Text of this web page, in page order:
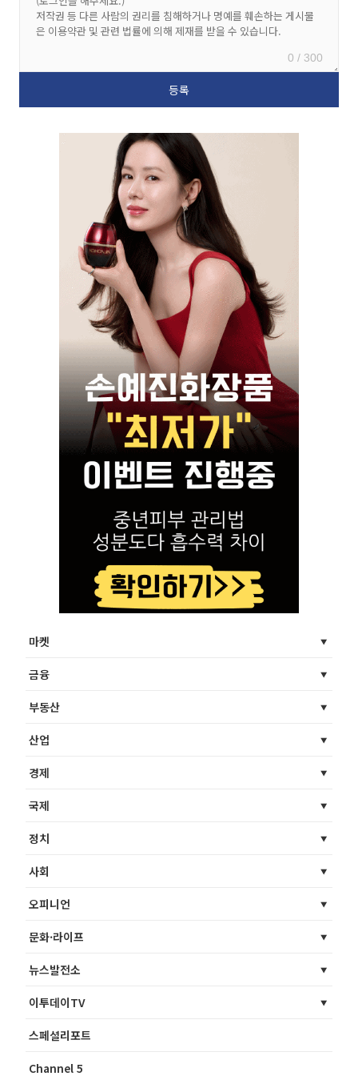
0 / 300
마켓
금융
부동산
산업
경제
국제
정치
사회
오피니언
문화·라이프
뉴스발전소
이투데이TV
스페셜리포트
Channel 5